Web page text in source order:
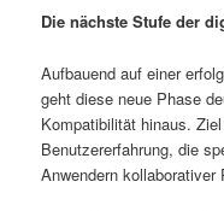
Die nächste Stufe der
Aufbauend auf einer
geht diese neue Phase
Kompatibilität hinaus.
Benutzererfahrung, die
Anwendern